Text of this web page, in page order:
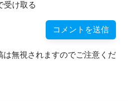
受け取る
は無視されますのでご注意くだ